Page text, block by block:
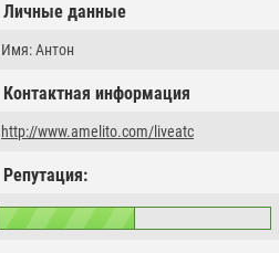
Личные данные
Имя: Антон
Контактная информация
http://www.amelito.com/liveatc
Репутация: